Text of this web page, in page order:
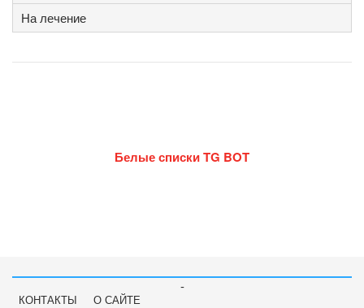
На лечение
Белые списки TG BOT
-
КОНТАКТЫ
О САЙТЕ